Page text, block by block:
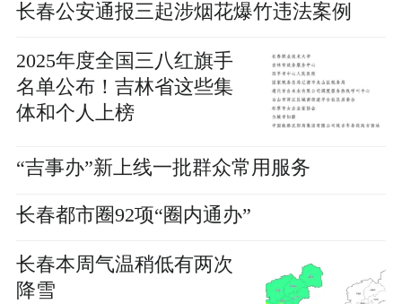
长春公安通报三起涉烟花爆竹违法案例
2025年度全国三八红旗手
名单公布！吉林省这些集
体和个人上榜
“吉事办”新上线一批群众常用服务
长春都市圈92项“圈内通办”
长春本周气温稍低有两次
降雪